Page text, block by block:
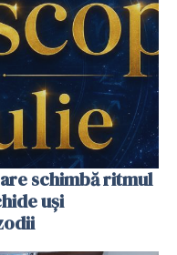
schimbă ritmul
uși